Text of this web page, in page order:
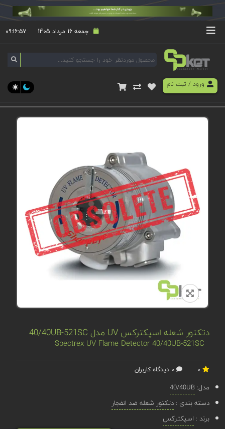
جمعه 16 مرداد 1405 ۰۹:۱۶:۵۷
ورود/ ثبت نام
دتکتور شعله اسپکترکس UV مدل 40/40UB-521SC
Spectrex UV Flame Detector 40/40UB-521SC
مدل:40/40UB
دسته بندی :دتکتور شعله ضد انفجار
برند : اسپکترکس